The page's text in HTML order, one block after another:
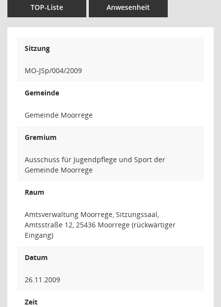
TOP-Liste Anwesenheit
Sitzung
MO-JSp/004/2009
Gemeinde
Gemeinde Moorrege
Gremium
Ausschuss für Jugendpflege und Sport der
Gemeinde Moorrege
Raum
Amtsverwaltung Moorrege, Sitzungssaal,
Amtsstraße 12, 25436 Moorrege (rückwärtiger
Eingang)
Datum
26.11.2009
Zeit